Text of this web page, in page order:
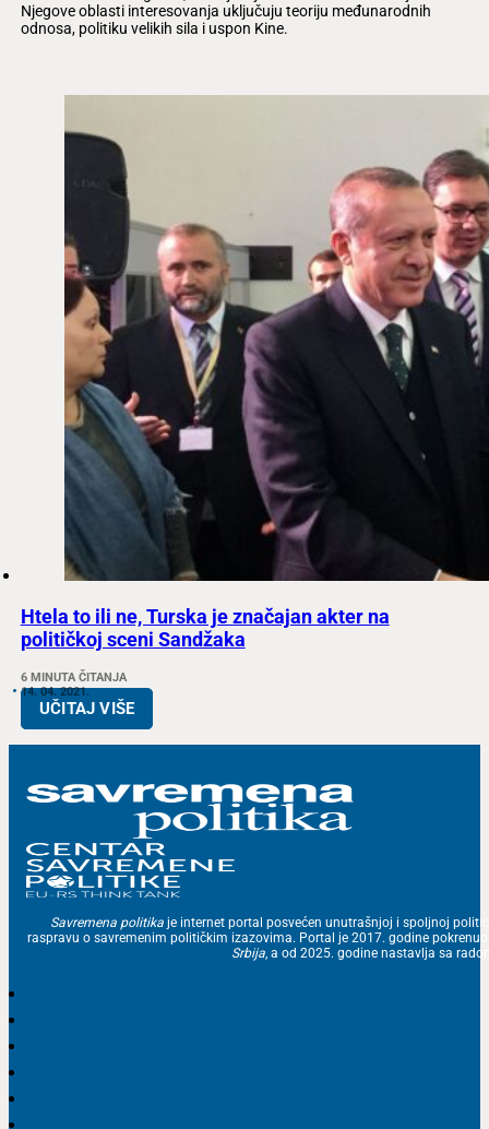
Njegove oblasti interesovanja uključuju teoriju međunarodnih
odnosa, politiku velikih sila i uspon Kine.
Htela to ili ne, Turska je značajan akter na
političkoj sceni Sandžaka
6 MINUTA ČITANJA
14. 04. 2021.
UČITAJ VIŠE
Savremena politika je internet portal posvećen unutrašnjoj i spoljnoj
raspravu o savremenim političkim izazovima. Portal je 2017. godine
Srbija, a od 2025. godine nastavlja sa